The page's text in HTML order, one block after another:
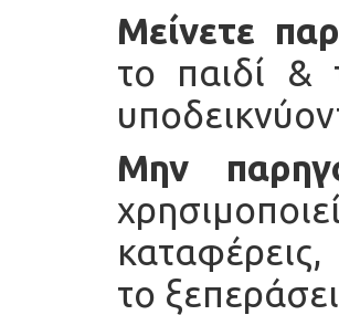
Μείνετε
το παιδί &
Μην
το